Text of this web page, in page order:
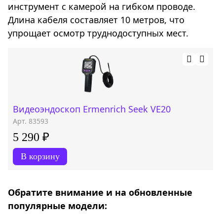
инструмент с камерой на гибком проводе.
Длина кабеля составляет 10 метров, что
упрощает осмотр труднодоступных мест.
Видеоэндоскоп Ermenrich Seek VE20
Арт. 83593
5 290 ₽
В корзину
Обратите внимание и на обновленные
популярные модели: